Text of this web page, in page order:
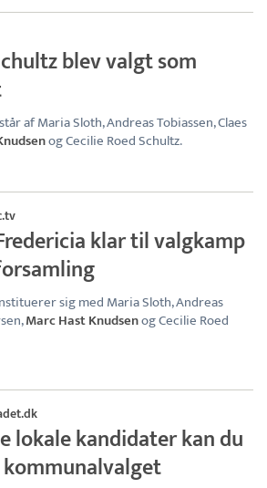
blev valgt som
af Maria Sloth, Andreas Tobiassen, Claes
og Cecilie Roed Schultz.
klar til valgkamp
sig med Maria Sloth, Andreas
Marc Hast Knudsenog Cecilie Roed
lokale kandidater kan du